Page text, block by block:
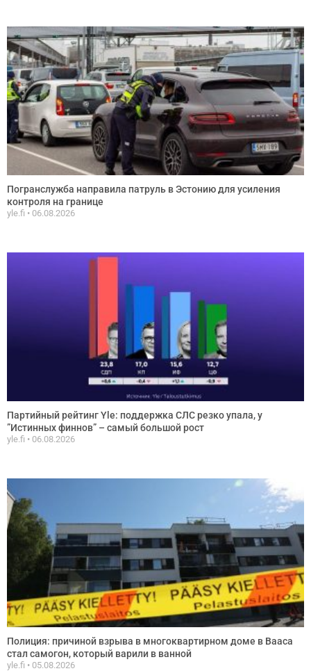
Погранслужба направила патруль в Эстонию для усиления
контроля на границе
yle.fi 06.08.2026
Партийный рейтинг Yle: поддержка СЛС резко упала, у
”Истинных финнов” – самый большой рост
yle.fi 06.08.2026
Полиция: причиной взрыва в многоквартирном доме в Вааса
стал самогон, который варили в ванной
yle.fi 05.08.2026